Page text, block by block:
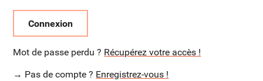
Connexion
Mot de passe perdu ? Récupérez votre accès !
→ Pas de compte ? Enregistrez-vous !